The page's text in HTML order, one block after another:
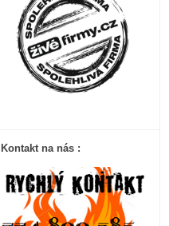
Kontakt na nás :